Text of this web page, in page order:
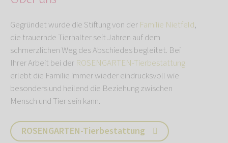
Gegründet wurde die Stiftung von der Familie Nietfeld,
die trauernde Tierhalter seit Jahren auf dem
schmerzlichen Weg des Abschiedes begleitet. Bei
Ihrer Arbeit bei der ROSENGARTEN-Tierbestattung
erlebt die Familie immer wieder eindrucksvoll wie
besonders und heilend die Beziehung zwischen
Mensch und Tier sein kann.
ROSENGARTEN-Tierbestattung